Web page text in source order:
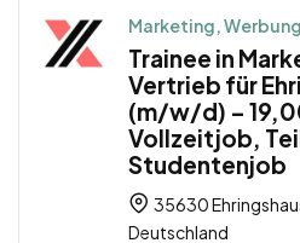
Marketing, Werbung
Trainee in
Vertrieb für
(m/w/d) –
Vollzeitjob,
Studentenjob
35630
Deutschland